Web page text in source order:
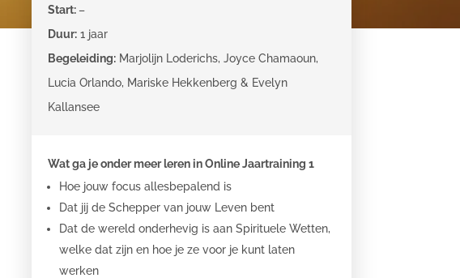
Start: –
Duur:1 jaar
Begeleiding:Marjolijn Loderichs, Joyce Chamaoun,
Lucia Orlando, Mariske Hekkenberg & Evelyn
Kallansee
Wat ga je onder meer leren in Online Jaartraining 1
Hoe jouw focus allesbepalend is
Dat jij de Schepper van jouw Leven bent
Dat de wereld onderhevig is aan Spirituele Wetten,
welke dat zijn en hoe je ze voor je kunt laten
werken